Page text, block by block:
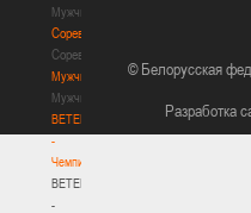
Мужчины
Соревнования
Соревнования
Мужчины
Мужчины
BETERA
-
Чемпионат
BETERA
-
© Белорусская
Разработка